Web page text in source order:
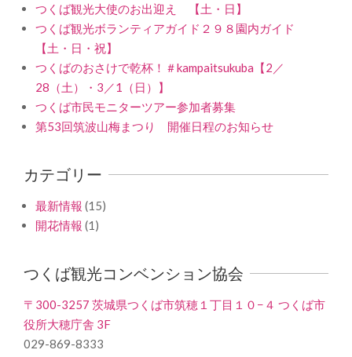
つくば観光大使のお出迎え 【土・日】
つくば観光ボランティアガイド２９８園内ガイド
【土・日・祝】
つくばのおさけで乾杯！＃kampaitsukuba【2／
28（土）・3／1（日）】
つくば市民モニターツアー参加者募集
第53回筑波山梅まつり 開催日程のお知らせ
カテゴリー
最新情報 (15)
開花情報 (1)
つくば観光コンベンション協会
〒300-3257 茨城県つくば市筑穂１丁目１０−４ つくば市
役所大穂庁舎 3F
029-869-8333